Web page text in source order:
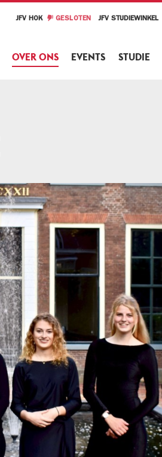
OVER ONS EVENTS STUDIE
JFV HOK GESLOTEN JFV STUDIEWINKEL